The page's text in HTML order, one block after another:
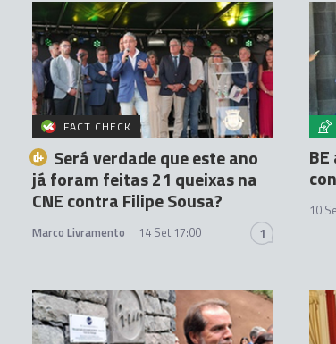
FACT CHECK
Será verdade que este ano
já foram feitas 21 queixas na
CNE contra Filipe Sousa?
Marco Livramento 14 Set 17:00 1
10